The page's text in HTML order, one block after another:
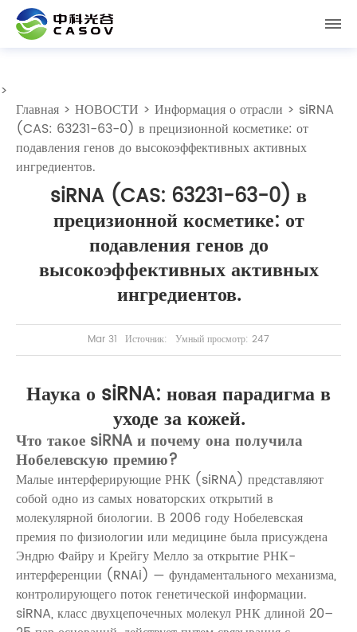
>
Главная > НОВОСТИ > Информация о отрасли > siRNA
(CAS: 63231-63-0) в прецизионной косметике: от
подавления генов до высокоэффективных активных
ингредиентов.
siRNA (CAS: 63231-63-0) в
прецизионной косметике: от
подавления генов до
высокоэффективных активных
ингредиентов.
Mar 31 Источник: Умный просмотр: 247
Наука о siRNA: новая парадигма в
уходе за кожей.
Что такое siRNA и почему она получила
Нобелевскую премию?
Малые интерферирующие РНК (siRNA) представляют
собой одно из самых новаторских открытий в
молекулярной биологии. В 2006 году Нобелевская
премия по физиологии или медицине была присуждена
Эндрю Файру и Крейгу Мелло за открытие РНК-
интерференции (RNAi) — фундаментального механизма,
контролирующего поток генетической информации.
siRNA, класс двухцепочечных молекул РНК длиной 20–